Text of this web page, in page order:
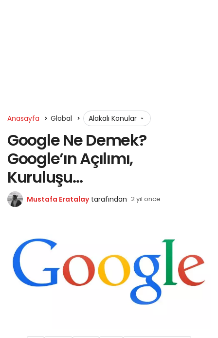
Anasayfa Global Alakalı Konular
Google Ne Demek?
Google’ın Açılımı,
Kuruluşu…
Mustafa Eratalay tarafından 2 yıl önce